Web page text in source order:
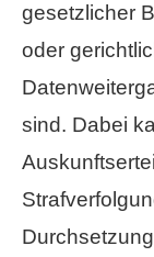
gesetzlicher
oder
sind. Dabei